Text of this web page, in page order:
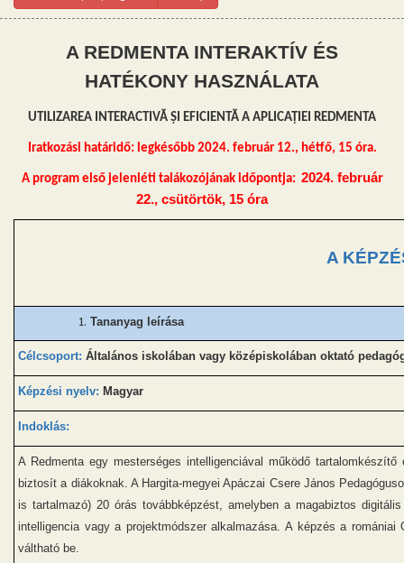
A REDMENTA INTERAKTÍV ÉS
HATÉKONY HASZNÁLATA
UTILIZAREA INTERACTIVĂ ȘI EFICIENTĂ A APLICAȚIEI REDMENTA
Iratkozási határidő: legkésőbb 2024. február 12., hétfő, 15 óra.
A program első jelenléti talákozójának időpontja: 2024.február
22., csütörtök, 15 óra
A
Tananyag leírása
Célcsoport: Általános iskolában vagy középiskolában oktató
Képzési nyelv: Magyar
Indoklás:
A Redmenta egy mesterséges intelligenciával működő
biztosít a diákoknak. A Hargita-megyei Apáczai Csere János
is tartalmazó) 20 órás továbbképzést, amelyben a magabiztos
intelligencia vagy a projektmódszer alkalmazása. A képzés a
váltható be.